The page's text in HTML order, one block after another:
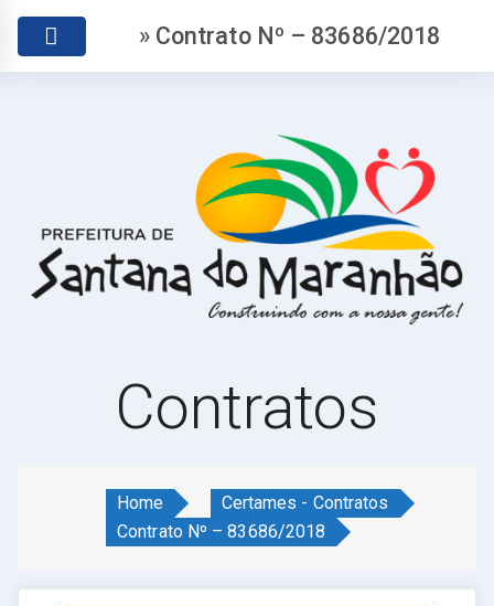
» Contrato Nº – 83686/2018
Contratos
Home
Certames - Contratos
Contrato Nº – 83686/2018